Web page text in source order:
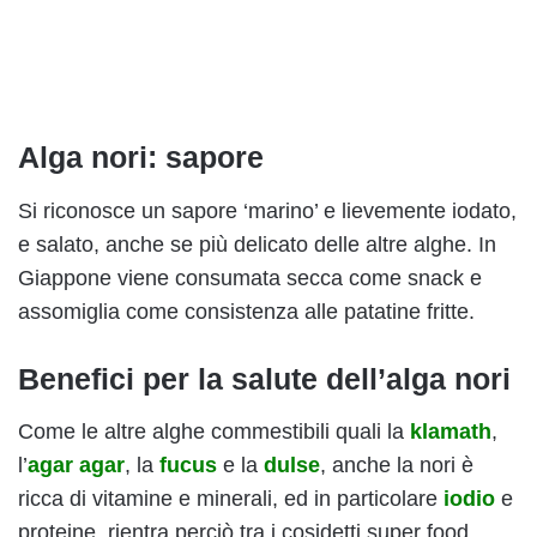
Alga nori: sapore
Si riconosce un sapore ‘marino’ e lievemente iodato,
e salato, anche se più delicato delle altre alghe. In
Giappone viene consumata secca come snack e
assomiglia come consistenza alle patatine fritte.
Benefici per la salute dell’alga nori
Come le altre alghe commestibili quali la klamath,
l’agar agar, la fucus e la dulse, anche la nori è
ricca di vitamine e minerali, ed in particolare iodio e